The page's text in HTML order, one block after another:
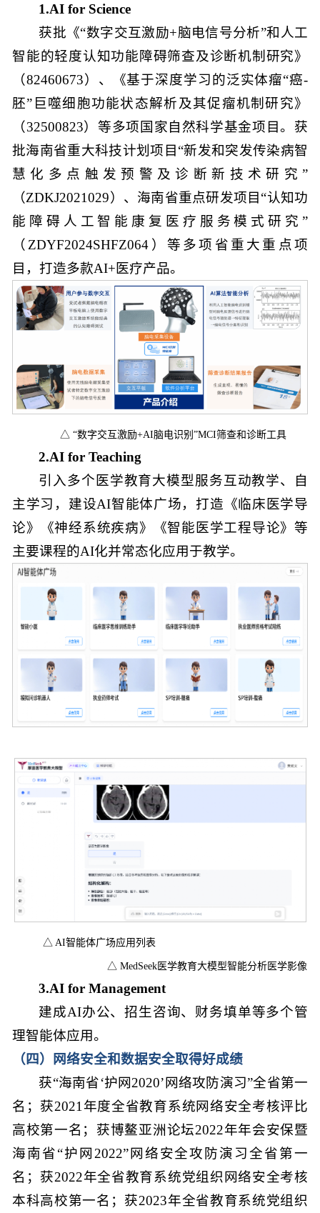
1.AI for Science
获批《“数字交互激励+脑电信号分析”和人工
智能的轻度认知功能障碍筛查及诊断机制研究》
（82460673）、《基于深度学习的泛实体瘤“癌-
胚”巨噬细胞功能状态解析及其促瘤机制研究》
（32500823）等多项国家自然科学基金项目。获
批海南省重大科技计划项目“新发和突发传染病智
慧化多点触发预警及诊断新技术研究”
（ZDKJ2021029）、海南省重点研发项目“认知功
能障碍人工智能康复医疗服务模式研究”
（ZDYF2024SHFZ064）等多项省重大重点项
目，打造多款AI+医疗产品。
△ “数字交互激励+AI脑电识别”MCI筛查和诊断工具
2.AI for Teaching
引入多个医学教育大模型服务互动教学、自
主学习，建设AI智能体广场，打造《临床医学导
论》《神经系统疾病》《智能医学工程导论》等
主要课程的AI化并常态化应用于教学。
△ AI智能体广场应用列表
△ MedSeek医学教育大模型智能分析医学影像
3.AI for Management
建成AI办公、招生咨询、财务填单等多个管
理智能体应用。
（四）网络安全和数据安全取得好成绩
获“海南省‘护网2020’网络攻防演习”全省第一
名；获2021年度全省教育系统网络安全考核评比
高校第一名；获博鳌亚洲论坛2022年年会安保暨
海南省“护网2022”网络安全攻防演习全省第一
名；获2022年全省教育系统党组织网络安全考核
本科高校第一名；获2023年全省教育系统党组织